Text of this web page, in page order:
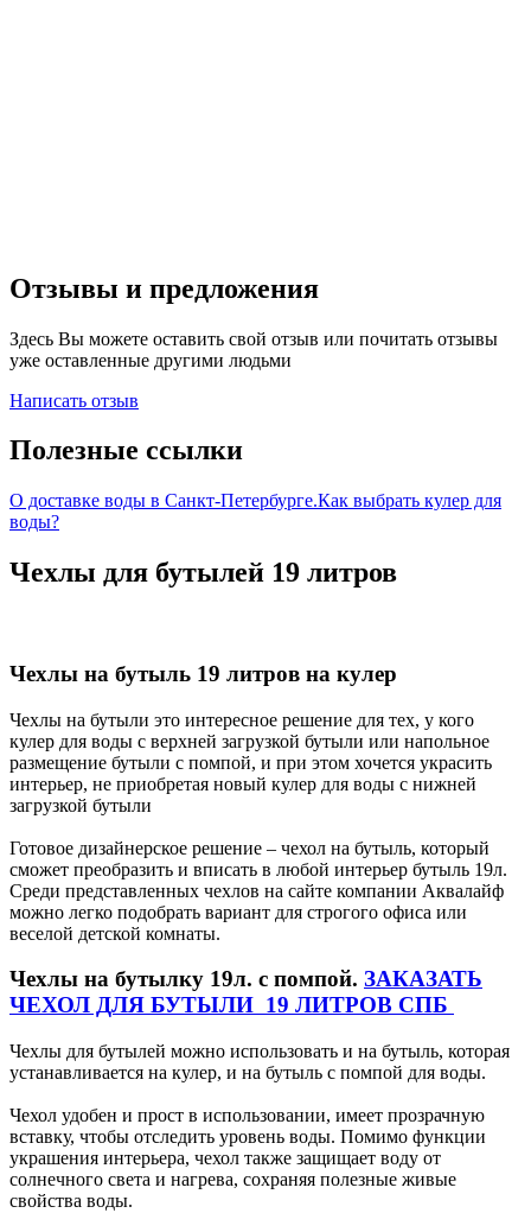
Отзывы и предложения
Здесь Вы можете оставить свой отзыв или почитать отзывы
уже оставленные другими людьми
Написать отзыв
Полезные ссылки
О доставке воды в Санкт-Петербурге.Как выбрать кулер для
воды?
Чехлы для бутылей 19 литров
Чехлы на бутыль 19 литров на кулер
Чехлы на бутыли это интересное решение для тех, у кого
кулер для воды с верхней загрузкой бутыли или напольное
размещение бутыли с помпой, и при этом хочется украсить
интерьер, не приобретая новый кулер для воды с нижней
загрузкой бутыли
Готовое дизайнерское решение – чехол на бутыль, который
сможет преобразить и вписать в любой интерьер бутыль 19л.
Среди представленных чехлов на сайте компании Аквалайф
можно легко подобрать вариант для строгого офиса или
веселой детской комнаты.
Чехлы на бутылку 19л. с помпой. ЗАКАЗАТЬ
ЧЕХОЛ ДЛЯ БУТЫЛИ 19 ЛИТРОВ СПБ
Чехлы для бутылей можно использовать и на бутыль, которая
устанавливается на кулер, и на бутыль с помпой для воды.
Чехол удобен и прост в использовании, имеет прозрачную
вставку, чтобы отследить уровень воды. Помимо функции
украшения интерьера, чехол также защищает воду от
солнечного света и нагрева, сохраняя полезные живые
свойства воды.